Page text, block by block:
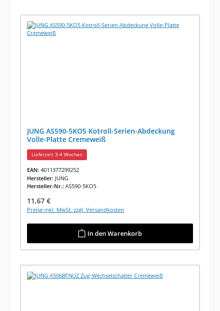
JUNG AS590-5KO5 Kotroll-Serien-Abdeckung
Volle-Platte Cremeweiß
Lieferzeit 3-4 Wochen
EAN: 4011377299252
Hersteller: JUNG
Hersteller-Nr.: AS590-5KO5
Regulärer Preis:
11,67 €
Preise inkl. MwSt. zzgl. Versandkosten
In den Warenkorb